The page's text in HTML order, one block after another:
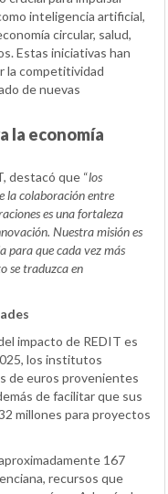
inteligencia artificial,
circular, salud,
Estas iniciativas han
la competitividad
de nuevas
la economía
destacó que “los
la colaboración entre
es una fortaleza
Nuestra misión es
para que cada vez más
se traduzca en
impacto de REDIT es
los institutos
de euros provenientes
de facilitar que sus
millones para proyectos
167
recursos que